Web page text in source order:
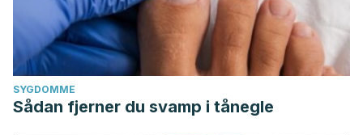
SYGDOMME
Sådan fjerner du svamp i tånegle